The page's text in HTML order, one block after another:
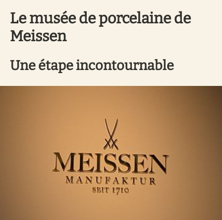
Le musée de porcelaine de
Meissen
Une étape incontournable